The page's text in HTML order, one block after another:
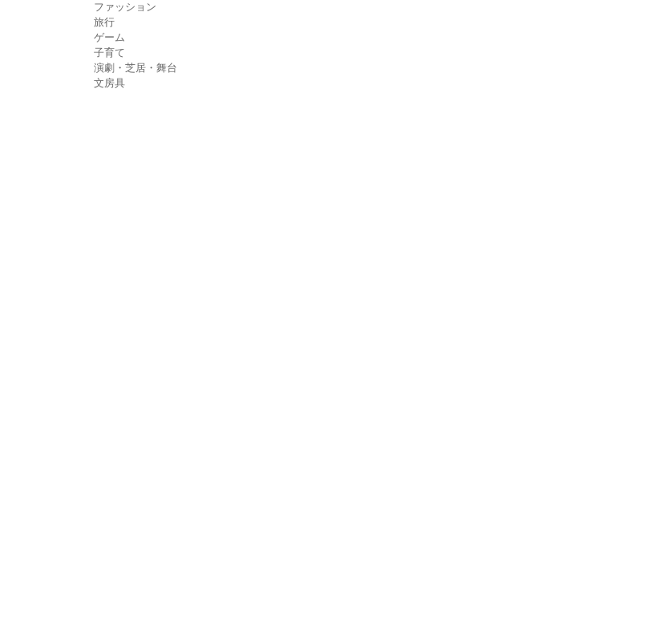
ファッション
旅行
ゲーム
子育て
演劇・芝居・舞台
文房具